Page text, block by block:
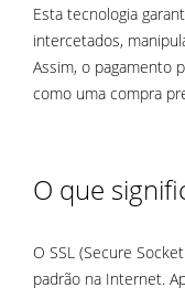
Esta tecnologia
intercetados,
Assim, o pagamento
como uma compra
O que
O SSL (Secure
padrão na Internet.